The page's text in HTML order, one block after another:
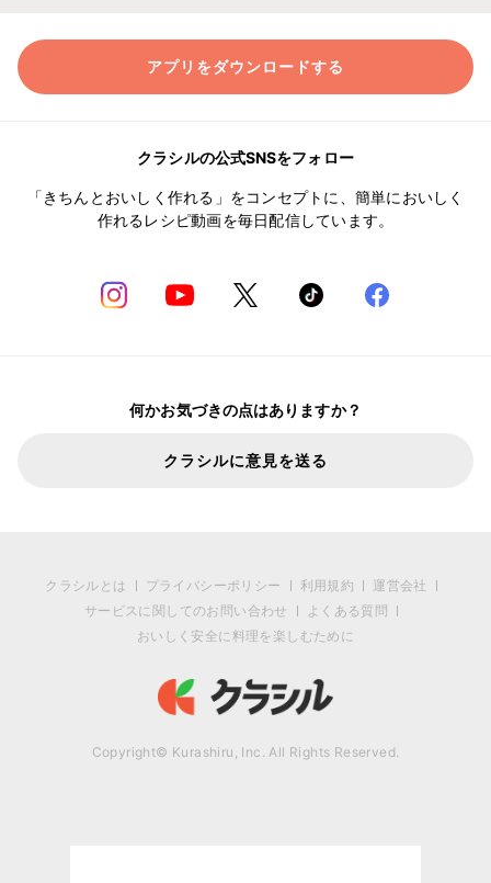
アプリをダウンロードする
クラシルの公式SNSをフォロー
「きちんとおいしく作れる」をコンセプトに、簡単においしく
作れるレシピ動画を毎日配信しています。
何かお気づきの点はありますか？
クラシルに意見を送る
クラシルとは プライバシーポリシー 利用規約
運営会社
サービスに関してのお問い合わせ
よくある質問
おいしく安全に料理を楽しむために
Copyright© Kurashiru, Inc. All Rights Reserved.